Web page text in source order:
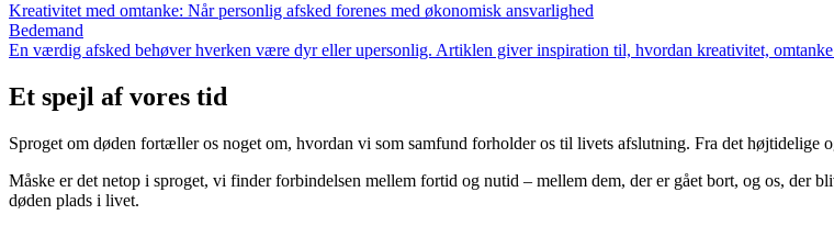
Kreativitet med omtanke: Når personlig afsked forenes med økonomisk ansvarlighed
Bedemand
En værdig afsked behøver hverken være dyr eller upersonlig. Artiklen giver inspiration til, hvordan kreativitet,
Et spejl af vores tid
Sproget om døden fortæller os noget om, hvordan vi som samfund forholder os til livets afslutning. Fra det
Måske er det netop i sproget, vi finder forbindelsen mellem fortid og nutid – mellem dem, der er gået bort, og os, der
døden plads i livet.